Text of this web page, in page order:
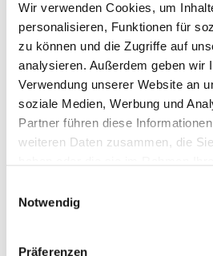
Wir verwenden Cookies, um
personalisieren, Funktionen für
zu können und die Zugriffe auf
analysieren. Außerdem geben wir
Verwendung unserer Website an
soziale Medien, Werbung und
Partner führen diese
weiteren Daten zusammen, die
Notwendig
Präferenzen
Lassen Sie die Immobilie auf
Sie den ersten Eindruck und
vom Makler unter Druck
gepflegt? In welchem Zustand
Außerdem sollten Sie folgende
Checklistekritisch in
sich Schäden oder Mängel
Sind Bauarbeiten